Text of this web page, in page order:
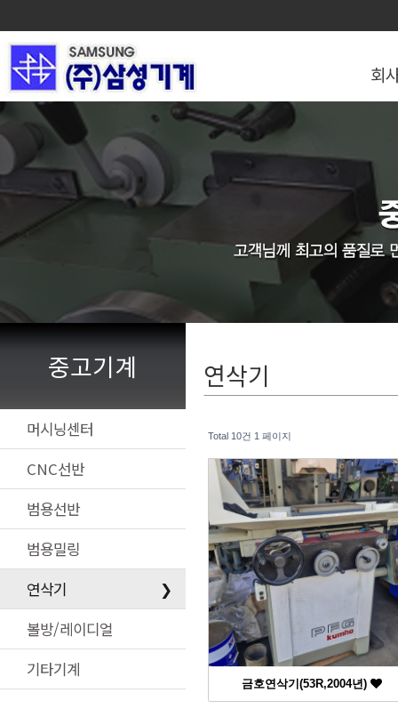
회
중고기계
머시닝센터
CNC선반
범용선반
범용밀링
연삭기
❯
볼방/레이디얼
기타기계
연삭기
Total 10건 1 페이지
금호연삭기(53R,2004년)